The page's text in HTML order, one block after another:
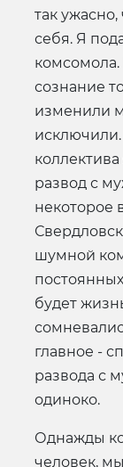
так
себя. Я
сознание
изменили
развод с
некоторое
шумной
будет
главное -
развода с
одиноко.
Однажды
человек,